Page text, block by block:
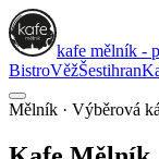
kafe mělník -
BistroVěžŠestihran
Mělník · Výběrová